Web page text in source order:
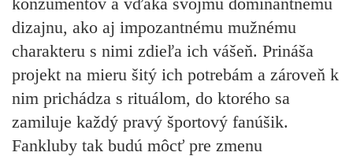
dizajnu, ako aj impozantnému mužnému
charakteru s nimi zdieľa ich vášeň. Prináša
projekt na mieru šitý ich potrebám a zároveň k
nim prichádza s rituálom, do ktorého sa
zamiluje každý pravý športový fanúšik.
Fankluby tak budú môcť pre zmenu